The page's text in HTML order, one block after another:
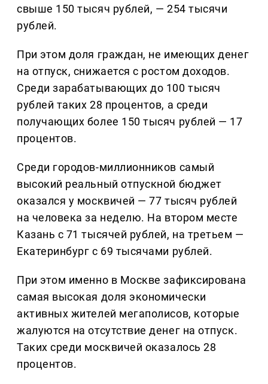
свыше 150 тысяч рублей, — 254 тысячи
рублей.
При этом доля граждан, не имеющих денег
на отпуск, снижается с ростом доходов.
Среди зарабатывающих до 100 тысяч
рублей таких 28 процентов, а среди
получающих более 150 тысяч рублей — 17
процентов.
Среди городов-миллионников самый
высокий реальный отпускной бюджет
оказался у москвичей — 77 тысяч рублей
на человека за неделю. На втором месте
Казань с 71 тысячей рублей, на третьем —
Екатеринбург с 69 тысячами рублей.
При этом именно в Москве зафиксирована
самая высокая доля экономически
активных жителей мегаполисов, которые
жалуются на отсутствие денег на отпуск.
Таких среди москвичей оказалось 28
процентов.